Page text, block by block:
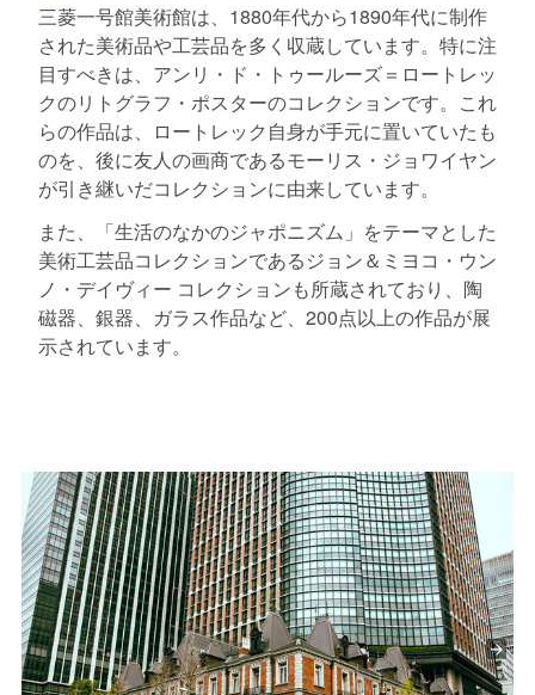
三菱一号館美術館は、1880年代から1890年代に制作
された美術品や工芸品を多く収蔵しています。特に注
目すべきは、アンリ・ド・トゥールーズ＝ロートレッ
クのリトグラフ・ポスターのコレクションです。これ
らの作品は、ロートレック自身が手元に置いていたも
のを、後に友人の画商であるモーリス・ジョワイヤン
が引き継いだコレクションに由来しています。
また、「生活のなかのジャポニズム」をテーマとした
美術工芸品コレクションであるジョン＆ミヨコ・ウン
ノ・デイヴィー コレクションも所蔵されており、陶
磁器、銀器、ガラス作品など、200点以上の作品が展
示されています。